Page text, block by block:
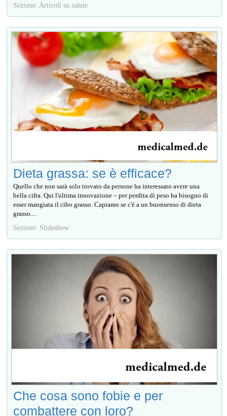
Sezione: Articoli su salute
Dieta grassa: se è efficace?
Quello che non sarà solo trovato da persone ha interessato avere una
bella cifra. Qui l'ultima innovazione – per perdita di peso ha bisogno di
esser mangiata il cibo grasso. Capiamo se c'è a un buonsenso di dieta
grasso....
Sezione: Slideshow
Che cosa sono fobie e per
combattere con loro?